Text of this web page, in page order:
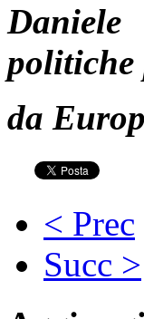
politiche
da
< Prec
Succ >